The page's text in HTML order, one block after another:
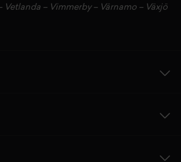
Vetlanda – Vimmerby– Värnamo – Växjö